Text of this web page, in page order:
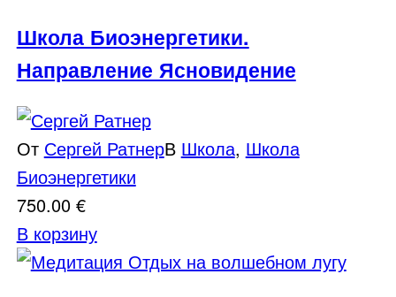
Школа Биоэнергетики.
Направление Ясновидение
От Сергей РатнерВ Школа, Школа
Биоэнергетики
750.00 €
В корзину